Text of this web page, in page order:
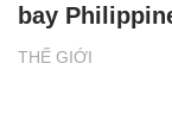
THẾ GIỚI
bay